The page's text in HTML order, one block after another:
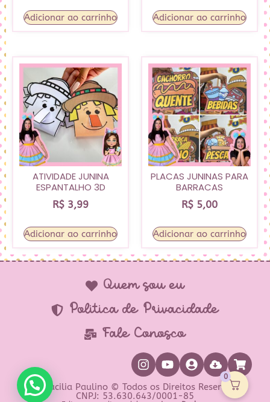
Adicionar ao carrinho Adicionar ao carrinho
ATIVIDADE JUNINA
ESPANTALHO 3D
R$ 3,99
Adicionar ao carrinho
PLACAS JUNINAS PARA
BARRACAS
R$ 5,00
Adicionar ao carrinho
Quem sou eu
Política de Privacidade
Fale Conosco
Prof Lucilia Paulino © Todos os Direitos Reservados
CNPJ: 53.630.643/0001-85
0